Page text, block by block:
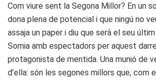
Com viure sent la Segona Millor? En un
dona plena de potencial i que ningú no
assaja un paper i diu que serà el seu
Somia amb espectadors per aquest
protagonista de mentida. Una munió de
d’ella: són les segones millors que, com